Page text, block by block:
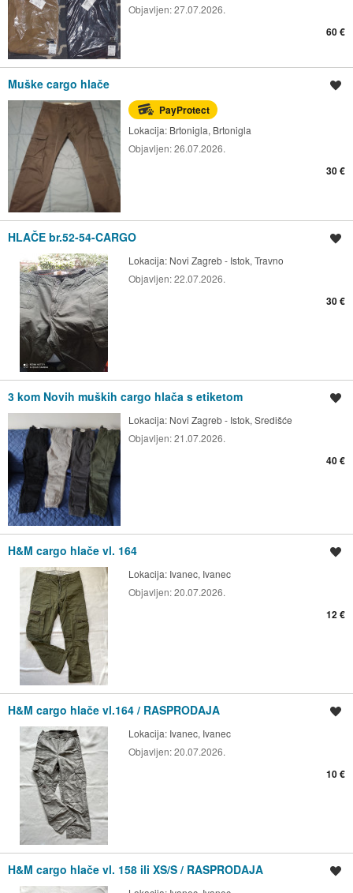
Objavljen:27.07.2026.
60 €
Muške cargo hlače
PayProtect
Lokacija: Brtonigla, Brtonigla
Objavljen:26.07.2026.
30 €
HLAČE br.52-54-CARGO
Lokacija: Novi Zagreb - Istok, Travno
Objavljen:22.07.2026.
30 €
3 kom Novih muških cargo hlača s etiketom
Lokacija: Novi Zagreb - Istok, Središće
Objavljen:21.07.2026.
40 €
H&M cargo hlače vl. 164
Lokacija: Ivanec, Ivanec
Objavljen:20.07.2026.
12 €
H&M cargo hlače vl.164 / RASPRODAJA
Lokacija: Ivanec, Ivanec
Objavljen:20.07.2026.
10 €
H&M cargo hlače vl. 158 ili XS/S / RASPRODAJA